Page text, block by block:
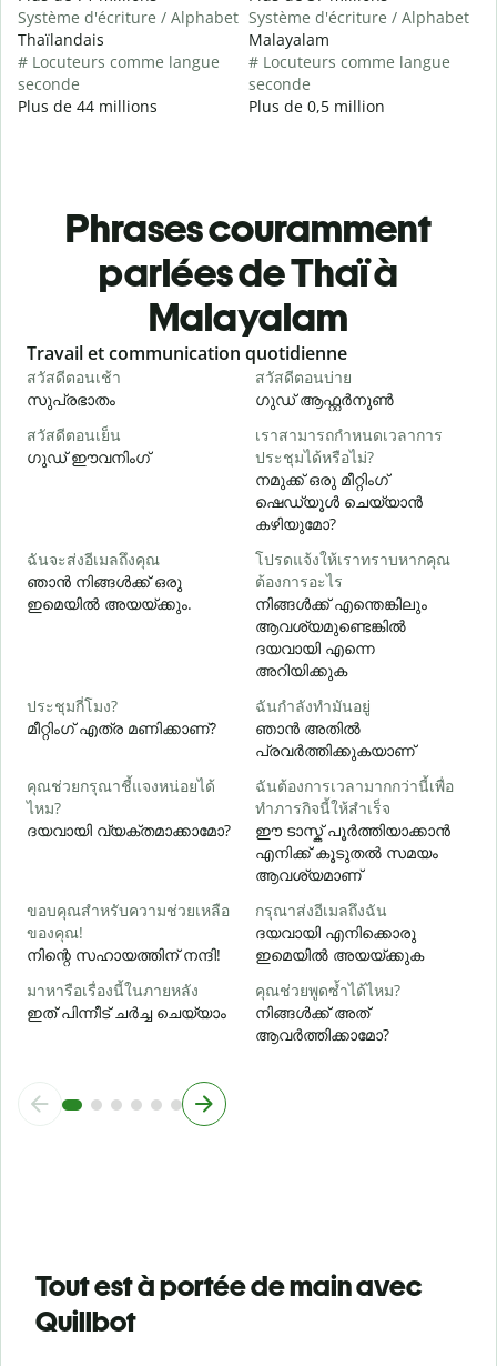
Système d'écriture / Alphabet
Thaïlandais
# Locuteurs comme langue
seconde
Plus de 44 millions
Système d'écriture / Alphabet
Malayalam
# Locuteurs comme langue
seconde
Plus de 0,5 million
Phrases couramment
parlées de Thaï à
Malayalam
Slide 1 of 6
Travail et communication quotidienne
สวัสดีตอนเช้า
സുപ്രഭാതം
สวัสดีตอนบ่าย
ഗുഡ് ആഫ്റ്റർനൂൺ
สวัสดีตอนเย็น
ഗുഡ് ഈവനിംഗ്
เราสามารถกำหนดเวลาการ
ประชุมได้หรือไม่?
നമുക്ക് ഒരു മീറ്റിംഗ്
ഷെഡ്യൂൾ ചെയ്യാൻ
കഴിയുമോ?
ฉันจะส่งอีเมลถึงคุณ
ഞാൻ നിങ്ങൾക്ക് ഒരു
ഇമെയിൽ അയയ്ക്കും.
โปรดแจ้งให้เราทราบหากคุณ
ต้องการอะไร
നിങ്ങൾക്ക് എന്തെങ്കിലും
ആവശ്യമുണ്ടെങ്കിൽ
ദയവായി എന്നെ
അറിയിക്കുക
ประชุมกี่โมง?
മീറ്റിംഗ് എത്ര മണിക്കാണ്?
ฉันกำลังทำมันอยู่
ഞാൻ അതിൽ
പ്രവർത്തിക്കുകയാണ്
คุณช่วยกรุณาชี้แจงหน่อยได้
ไหม?
ദയവായി വ്യക്തമാക്കാമോ?
ฉันต้องการเวลามากกว่านี้เพื่อ
ทำภารกิจนี้ให้สำเร็จ
ഈ ടാസ്ക് പൂർത്തിയാക്കാൻ
എനിക്ക് കൂടുതൽ സമയം
ആവശ്യമാണ്
ขอบคุณสำหรับความช่วยเหลือ
ของคุณ!
നിന്റെ സഹായത്തിന് നന്ദി!
กรุณาส่งอีเมลถึงฉัน
ദയവായി എനിക്കൊരു
ഇമെയിൽ അയയ്ക്കുക
มาหารือเรื่องนี้ในภายหลัง
ഇത് പിന്നീട് ചർച്ച ചെയ്യാം
คุณช่วยพูดซ้ำได้ไหม?
നിങ്ങൾക്ക് അത്
ആവർത്തിക്കാമോ?
Tout est à portée de main avec
Quillbot